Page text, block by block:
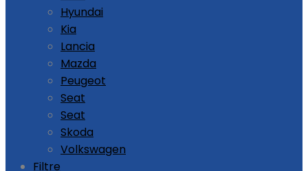
Hyundai
Kia
Lancia
Mazda
Peugeot
Seat
Seat
Skoda
Volkswagen
Filtre